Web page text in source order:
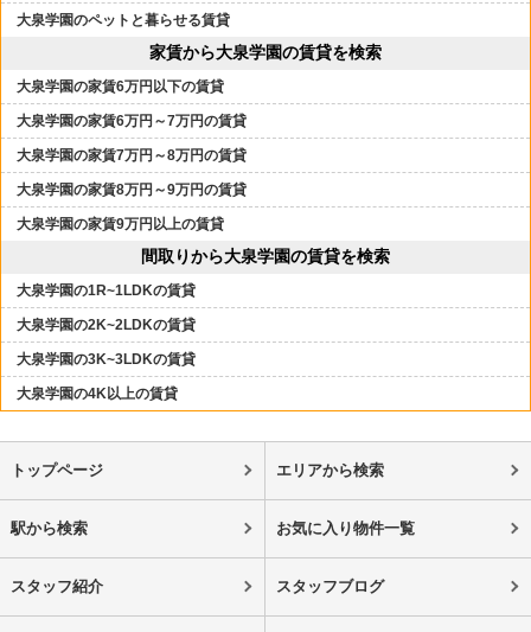
大泉学園のペットと暮らせる賃貸
家賃から大泉学園の賃貸を検索
大泉学園の家賃6万円以下の賃貸
大泉学園の家賃6万円～7万円の賃貸
大泉学園の家賃7万円～8万円の賃貸
大泉学園の家賃8万円～9万円の賃貸
大泉学園の家賃9万円以上の賃貸
間取りから大泉学園の賃貸を検索
大泉学園の1R~1LDKの賃貸
大泉学園の2K~2LDKの賃貸
大泉学園の3K~3LDKの賃貸
大泉学園の4K以上の賃貸
トップページ エリアから検索
駅から検索 お気に入り物件一覧
スタッフ紹介 スタッフブログ